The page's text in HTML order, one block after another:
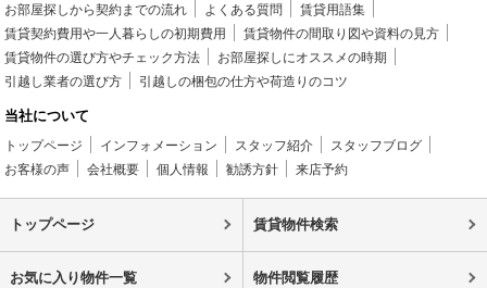
お部屋探しから契約までの流れ よくある質問
賃貸用語集
賃貸契約費用や一人暮らしの初期費用
賃貸物件の間取り図や資料の見方
賃貸物件の選び方やチェック方法
お部屋探しにオススメの時期
引越し業者の選び方
引越しの梱包の仕方や荷造りのコツ
当社について
トップページ インフォメーション スタッフ紹介
スタッフブログ
お客様の声
会社概要 個人情報 勧誘方針 来店予約
トップページ 賃貸物件検索
お気に入り物件一覧 物件閲覧履歴